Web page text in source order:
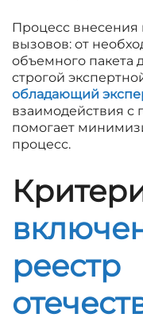
Процесс внесения
вызовов: от
объемного пакета
строгой
обладающий
взаимодействия с
помогает
процесс.
реестр